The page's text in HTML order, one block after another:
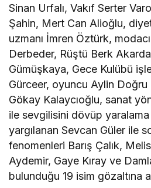
Sinan Urfalı, Vakıf Serter
Şahin, Mert Can Alioğlu,
uzmanı İmren Öztürk,
Derbeder, Rüştü Berk
Gümüşkaya, Gece Kulübü
Gürceer, oyuncu Aylin
Gökay Kalaycıoğlu, sanat
ile sevgilisini dövüp yaralama
yargılanan Sevcan Güler ile
fenomenleri Barış Çalık,
Aydemir, Gaye Kıray ve
bulunduğu 19 isim gözaltına